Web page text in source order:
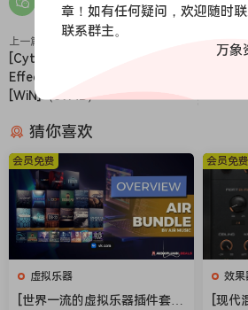
上一篇
[Cytomic插件套装] Cytomic
Effects Bundle v2025.8-TCD
[WiN]（39MB）
[
猜你喜欢
虚拟乐器
[世界一流的虚拟乐器插件套
会员免费
效果
[现代
会员免费
章！如有任何疑问，欢迎随时
联系群主。
万象